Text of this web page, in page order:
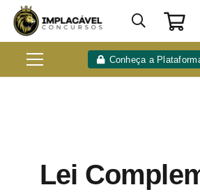
Conheça a
Lei